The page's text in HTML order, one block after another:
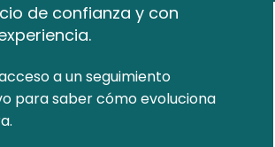
de confianza y con
a un seguimiento
para saber cómo evoluciona